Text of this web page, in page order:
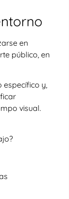
en
público, en
específico y,
visual.